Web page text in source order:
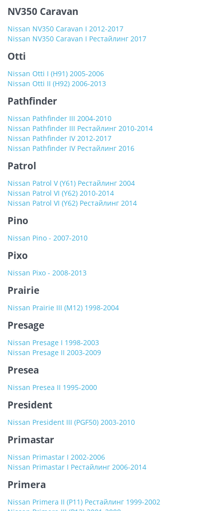
NV350 Caravan
Nissan NV350 Caravan I 2012-2017
Nissan NV350 Caravan I Рестайлинг 2017
Otti
Nissan Otti I (H91) 2005-2006
Nissan Otti II (H92) 2006-2013
Pathfinder
Nissan Pathfinder III 2004-2010
Nissan Pathfinder III Рестайлинг 2010-2014
Nissan Pathfinder IV 2012-2017
Nissan Pathfinder IV Рестайлинг 2016
Patrol
Nissan Patrol V (Y61) Рестайлинг 2004
Nissan Patrol VI (Y62) 2010-2014
Nissan Patrol VI (Y62) Рестайлинг 2014
Pino
Nissan Pino - 2007-2010
Pixo
Nissan Pixo - 2008-2013
Prairie
Nissan Prairie III (M12) 1998-2004
Presage
Nissan Presage I 1998-2003
Nissan Presage II 2003-2009
Presea
Nissan Presea II 1995-2000
President
Nissan President III (PGF50) 2003-2010
Primastar
Nissan Primastar I 2002-2006
Nissan Primastar I Рестайлинг 2006-2014
Primera
Nissan Primera II (P11) Рестайлинг 1999-2002